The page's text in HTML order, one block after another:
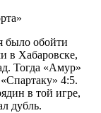
было обойти
в Хабаровске,
Тогда «Амур»
4:5.
в той игре,
дубль.